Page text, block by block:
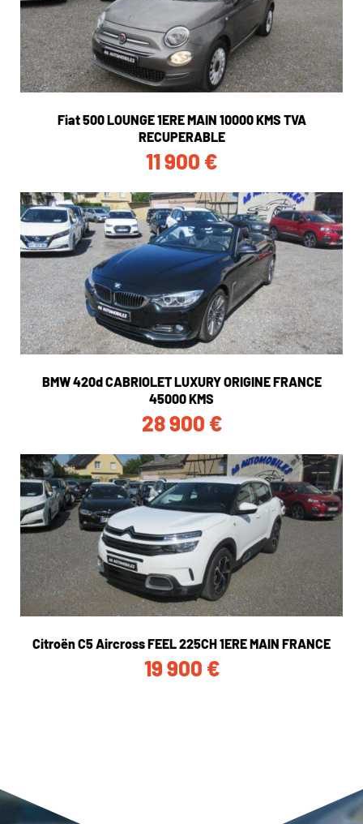
Fiat 500 LOUNGE 1ERE MAIN 10000 KMS TVA
RECUPERABLE
11 900 €
BMW 420d CABRIOLET LUXURY ORIGINE FRANCE
45000 KMS
28 900 €
Citroën C5 Aircross FEEL 225CH 1ERE MAIN FRANCE
19 900 €